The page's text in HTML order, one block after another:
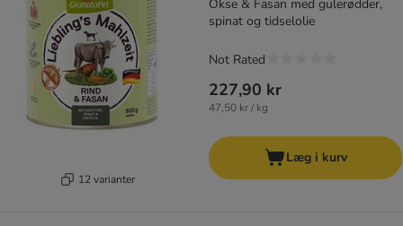
12 varianter
Okse & Fasan med gulerødder,
spinat og tidselolie
227,90 kr
47,50 kr / kg
Not Rated
Læg i kurv